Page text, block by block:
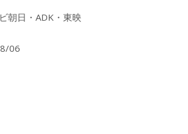
朝日・ADK・東映
06